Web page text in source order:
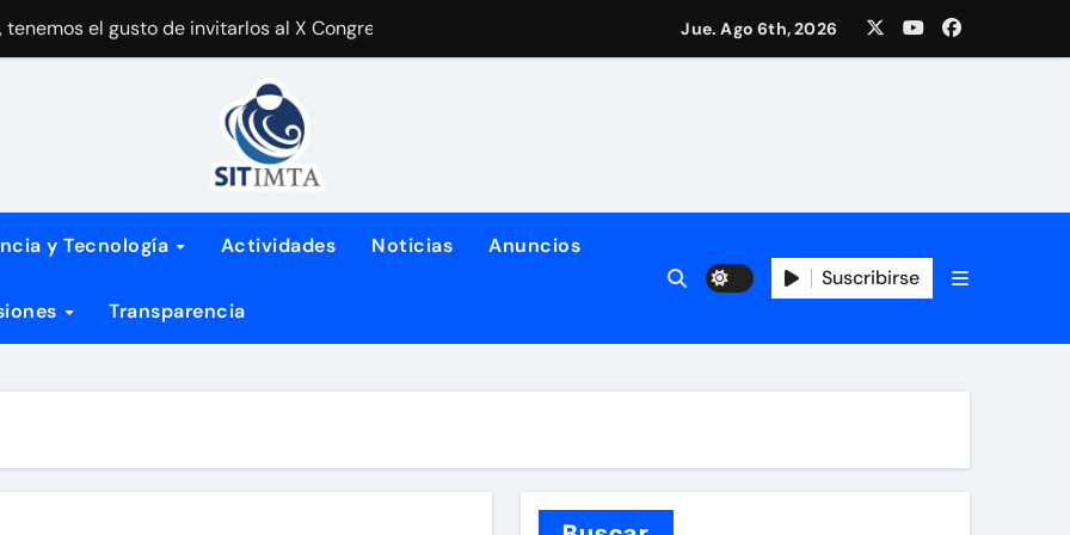
el gusto de invitarlos al X Congreso de Ciencia y Tecnología del SITIMTA. Si gustan acompañarnos, dejamos la
por más de 50 violaciones al Contrato Colectivo de Trabajo del SITIMTA
en el IMTA
Jue. Ago 6th, 2026
y Tecnología Actividades Noticias Anuncios
Transparencia
Suscribirse